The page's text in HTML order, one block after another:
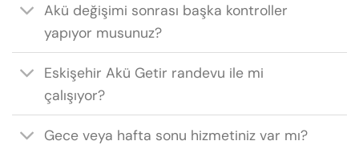
Akü değişimi sonrası başka kontroller
yapıyor musunuz?
Eskişehir Akü Getir randevu ile mi
çalışıyor?
Gece veya hafta sonu hizmetiniz var mı?